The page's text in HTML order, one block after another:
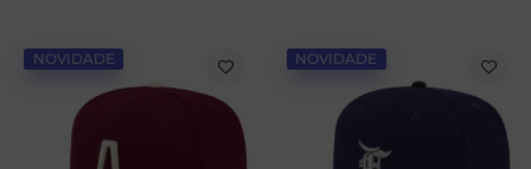
NOVIDADE NOVIDADE